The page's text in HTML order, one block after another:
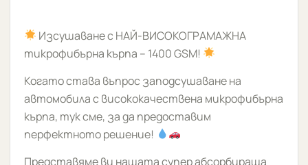
Изсушаване с НАЙ-ВИСОКОГРАМАЖНА
mикрофибърна kърпа – 1400 GSM!
Когато става въпрос заподсушаване на
автомобила с висококачествена микрофибърна
кърпа, тук сме, за да предоставим
перфектното решение!
Представяме ви нашата супер абсорбираща